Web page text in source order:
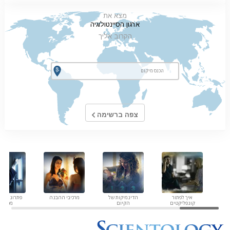
מצא את
ארגון הסיינטולוגיה
הקרוב אליך
צפה ברשימה
איך לפתור
קונפליקטים
הדינמיקות של
הקיום
מרכיבי ההבנה
פתרונות